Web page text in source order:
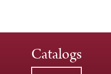
Catalogs